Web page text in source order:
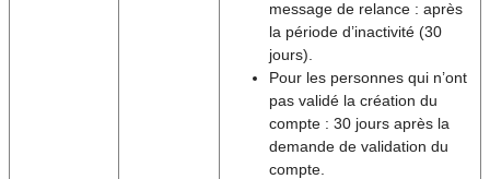
message de relance : après
la période d’inactivité (30
jours).
Pour les personnes qui n’ont
pas validé la création du
compte : 30 jours après la
demande de validation du
compte.